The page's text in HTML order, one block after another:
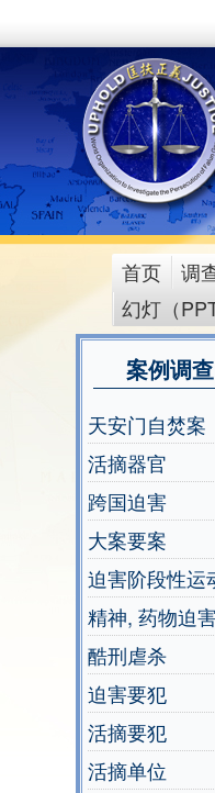
to
content
main
menu
首页 调
幻灯（
案例调查
天安门自焚案
活摘器官
跨国迫害
大案要案
迫害阶段性运
精神, 药物迫
酷刑虐杀
迫害要犯
活摘要犯
活摘单位